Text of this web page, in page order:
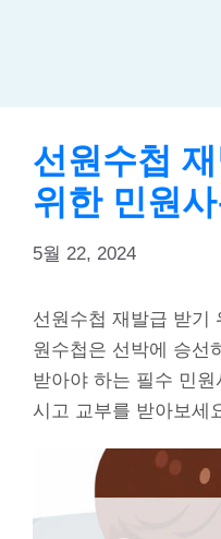
선원수첩
위한 민원
5월 22, 2024
선원수첩 재발급 받기
원수첩은 선박에 승선
받아야 하는 필수 민
시고 교부를 받아보세